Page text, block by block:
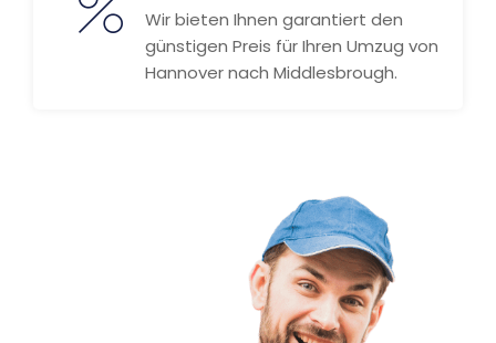
Wir bieten Ihnen garantiert den
günstigen Preis für Ihren Umzug von
Hannover nach Middlesbrough.